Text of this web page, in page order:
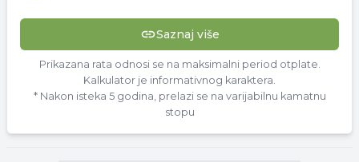
Saznaj više
Prikazana rata odnosi se na maksimalni period otplate.
Kalkulator je informativnog karaktera.
* Nakon isteka 5 godina, prelazi se na varijabilnu kamatnu
stopu